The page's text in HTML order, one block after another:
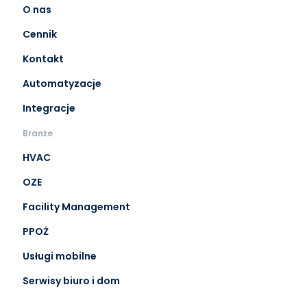
O nas
Cennik
Kontakt
Automatyzacje
Integracje
Branże
HVAC
OZE
Facility Management
PPOŻ
Usługi mobilne
Serwisy biuro i dom